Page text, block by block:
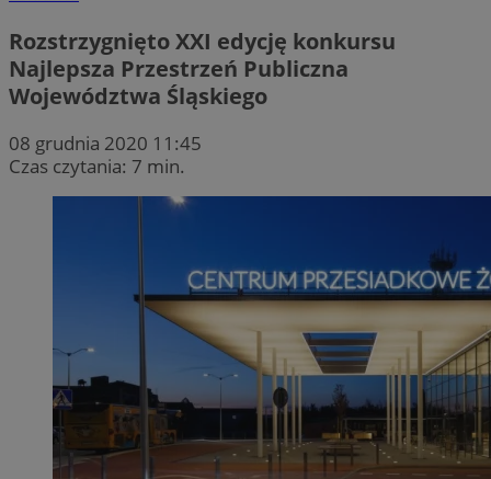
Rozstrzygnięto XXI edycję konkursu
Najlepsza Przestrzeń Publiczna
Województwa Śląskiego
08 grudnia 2020 11:45
Czas czytania: 7 min.